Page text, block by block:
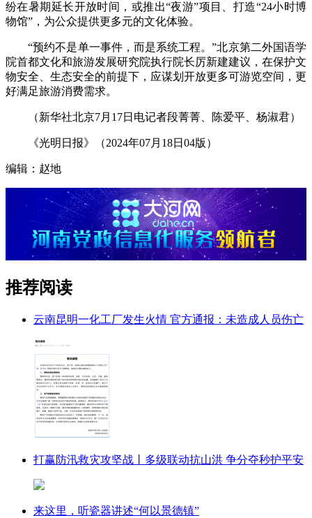
纷在暑期延长开放时间，或推出“夜游”项目、打造“24小时博
物馆”，为公众提供更多元的文化体验。
“预约不是单一事件，而是系统工程。”北京第二外国语学
院首都文化和旅游发展研究院执行院长厉新建建议，在保护文
物安全、生态安全的前提下，应谋划开放更多可游览空间，更
好满足旅游消费需求。
（新华社北京7月17日电记者段菁菁、陈爱平、杨淑君）
《光明日报》（2024年07月18日04版）
编辑：赵地
推荐阅读
云南昆明一化工厂发生火情 官方通报：未造成人员伤亡
打赢防汛救灾攻坚战丨多级联动抗山洪 争分夺秒护平安
来这里，听瓷器讲述“何以景德镇”